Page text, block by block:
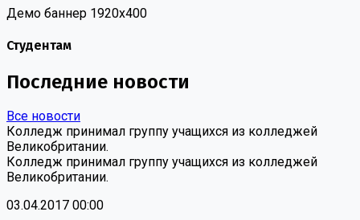
Демо баннер 1920х400
Студентам
Последние новости
Все новости
Колледж принимал группу учащихся из колледжей
Великобритании.
Колледж принимал группу учащихся из колледжей
Великобритании.
03.04.2017 00:00